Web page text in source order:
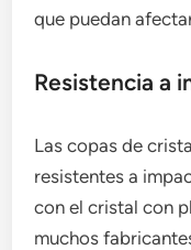
que puedan
Resistencia a
Las copas de
resistentes a
con el cristal con
muchos